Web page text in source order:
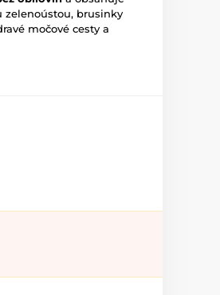
zelenoústou, brusinky
močové cesty a